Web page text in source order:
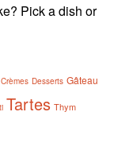
Pick a dish or
Crèmes Desserts Gâteau
Tartes Thym